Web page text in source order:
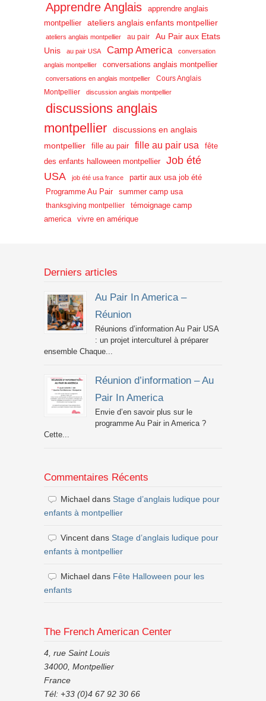
Apprendre Anglais
apprendre anglais
montpellier
ateliers anglais enfants montpellier
ateliers anglais montpellier au pair
Au Pair aux Etats
Unis
au pair USA Camp America
conversation
anglais montpellier
conversations anglais montpellier
conversations en anglais montpellier
Cours Anglais
Montpellier
discussion anglais montpellier
discussions anglais
montpellier
discussions en anglais
montpellier
fille au pair fille au pair usa
fête
des enfants halloween montpellier
Job été
USA
job été usa france
partir aux usa job été
Programme Au Pair
summer camp usa
thanksgiving montpellier
témoignage camp
america
vivre en amérique
Derniers articles
Au Pair In America –
Réunion
Réunions d’information Au Pair USA
: un projet interculturel à préparer
ensemble Chaque...
Réunion d’information – Au
Pair In America
Envie d’en savoir plus sur le
programme Au Pair in America ?
Cette...
Commentaires Récents
Michael dans Stage d’anglais ludique pour
enfants à montpellier
Vincent dans Stage d’anglais ludique pour
enfants à montpellier
Michael dans Fête Halloween pour les
enfants
The French American Center
4, rue Saint Louis
34000, Montpellier
France
Tél: +33 (0)4 67 92 30 66